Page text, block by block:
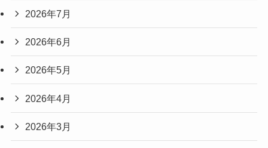
2026年7月
2026年6月
2026年5月
2026年4月
2026年3月